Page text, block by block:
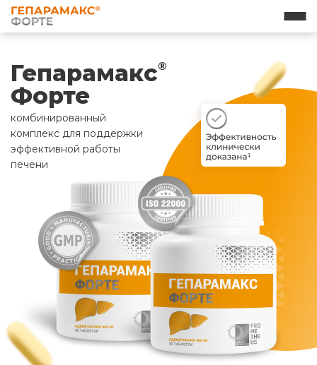
Гепарамакс®
Форте
комбинированный
комплекс для поддержки
эффективной работы
печени